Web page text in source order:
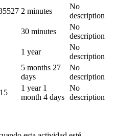
2 minutes
No
description
30 minutes
No
description
1 year
No
description
5 months 27
days
No
description
1 year 1
month 4 days
No
description